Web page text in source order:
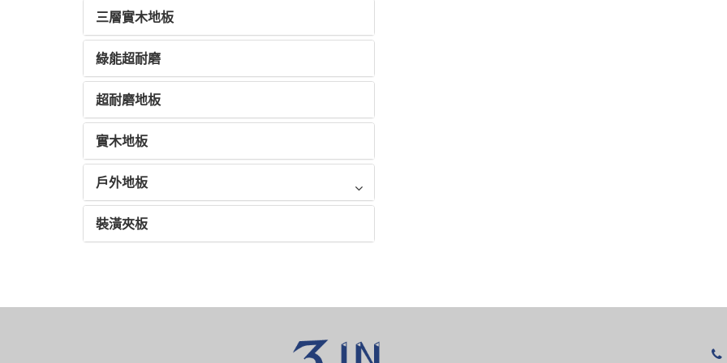
三層實木地板
綠能超耐磨
超耐磨地板
實木地板
戶外地板
裝潢夾板